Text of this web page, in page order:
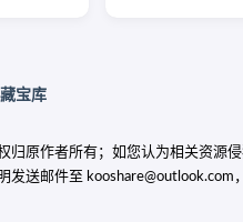
宝库
归原作者所有；如您认为相关资源
发送邮件至 kooshare@outlook.com